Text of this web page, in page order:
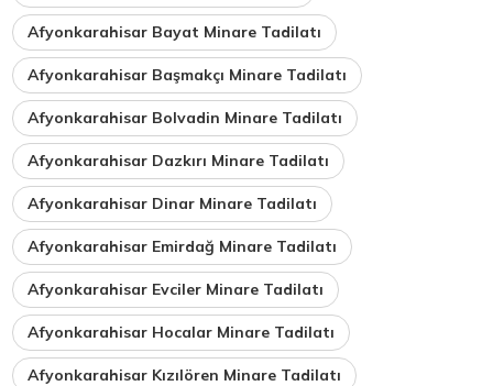
Afyonkarahisar Bayat Minare Tadilatı
Afyonkarahisar Başmakçı Minare Tadilatı
Afyonkarahisar Bolvadin Minare Tadilatı
Afyonkarahisar Dazkırı Minare Tadilatı
Afyonkarahisar Dinar Minare Tadilatı
Afyonkarahisar Emirdağ Minare Tadilatı
Afyonkarahisar Evciler Minare Tadilatı
Afyonkarahisar Hocalar Minare Tadilatı
Afyonkarahisar Kızılören Minare Tadilatı